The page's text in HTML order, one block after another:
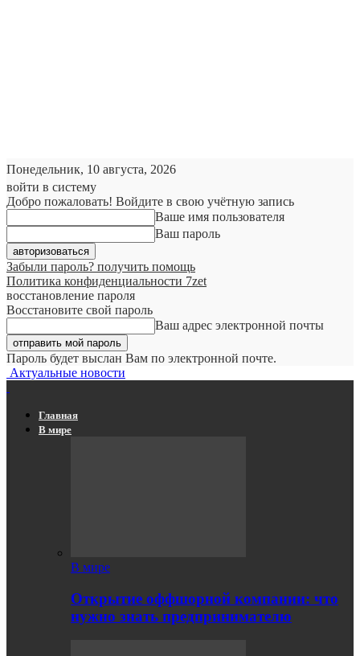
Понедельник, 10 августа, 2026
войти в систему
Добро пожаловать! Войдите в свою учётную запись
Ваше имя пользователя
Ваш пароль
Забыли пароль? получить помощь
Политика конфиденциальности 7zet
восстановление пароля
Восстановите свой пароль
Ваш адрес электронной почты
Пароль будет выслан Вам по электронной почте.
Актуальные новости
Главная
В мире
В мире
Открытие оффшорной компании: что
нужно знать предпринимателю